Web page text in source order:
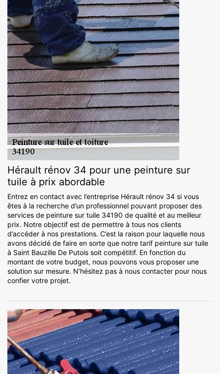
Hérault rénov 34 pour une peinture sur
tuile à prix abordable
Entrez en contact avec l’entreprise Hérault rénov 34 si vous
êtes à la recherche d’un professionnel pouvant proposer des
services de peinture sur tuile 34190 de qualité et au meilleur
prix. Notre objectif est de permettre à tous nos clients
d’accéder à nos prestations. C’est la raison pour laquelle nous
avons décidé de faire en sorte que notre tarif peinture sur tuile
à Saint Bauzille De Putois soit compétitif. En fonction du
montant de votre budget, nous pouvons vous proposer une
solution sur mesure. N’hésitez pas à nous contacter pour nous
confier votre projet.